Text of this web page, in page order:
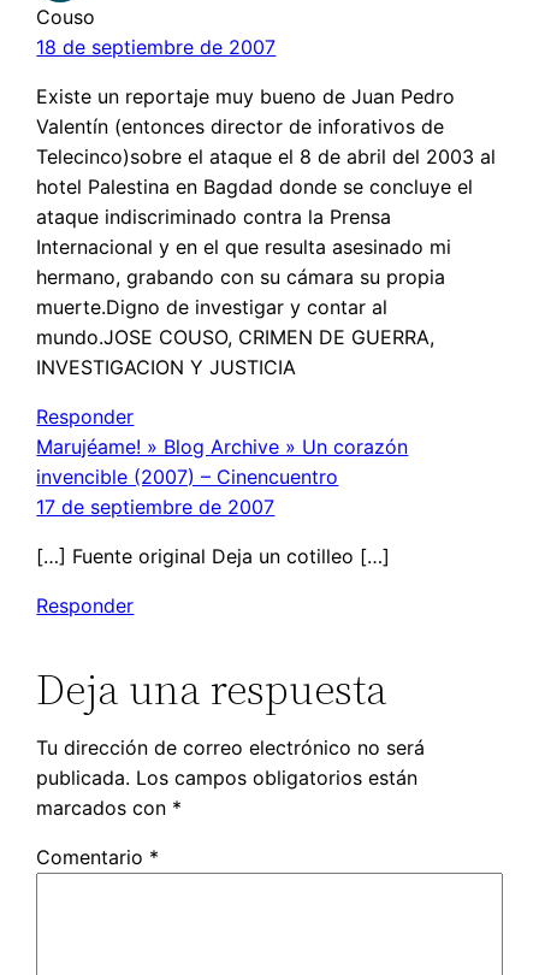
Couso
18 de septiembre de 2007
Existe un reportaje muy bueno de Juan Pedro
Valentín (entonces director de inforativos de
Telecinco)sobre el ataque el 8 de abril del 2003 al
hotel Palestina en Bagdad donde se concluye el
ataque indiscriminado contra la Prensa
Internacional y en el que resulta asesinado mi
hermano, grabando con su cámara su propia
muerte.Digno de investigar y contar al
mundo.JOSE COUSO, CRIMEN DE GUERRA,
INVESTIGACION Y JUSTICIA
Responder
Marujéame! » Blog Archive » Un corazón
invencible (2007) – Cinencuentro
17 de septiembre de 2007
[…] Fuente original Deja un cotilleo […]
Responder
Deja una respuesta
Tu dirección de correo electrónico no será
publicada. Los campos obligatorios están
marcados con *
Comentario *